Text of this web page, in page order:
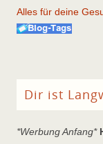
Alles für deine
Dir ist
*Werbung Anfang*